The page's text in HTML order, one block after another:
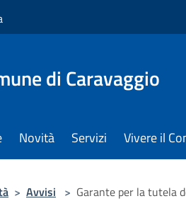
di Caravaggio
Novità Servizi Vivere il
> Avvisi > Garante per la tutela